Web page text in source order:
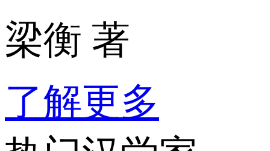
梁衡 著
了解更多